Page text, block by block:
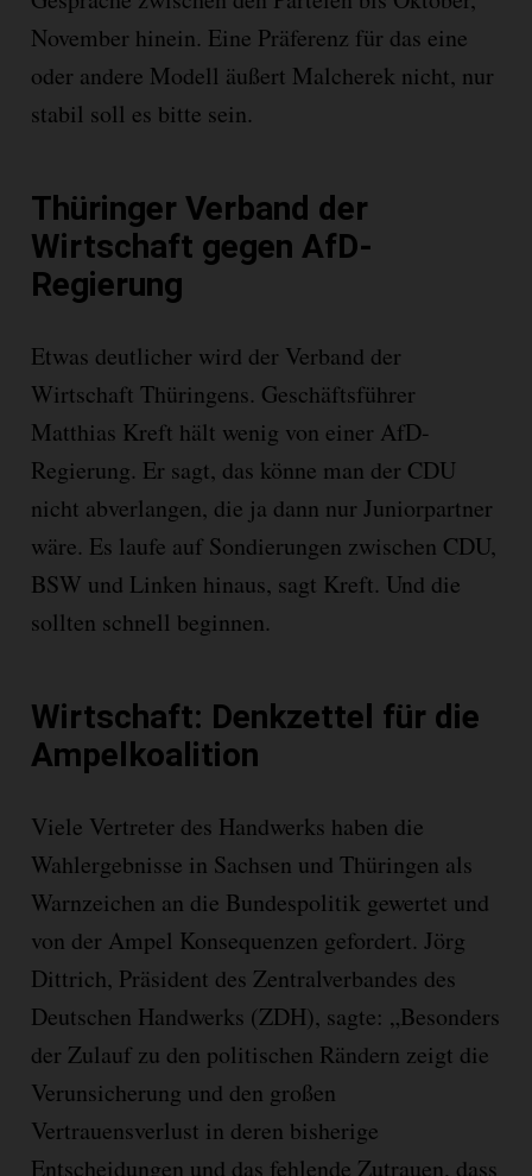
November hinein. Eine Präferenz für das eine
oder andere Modell äußert Malcherek nicht, nur
stabil soll es bitte sein.
Thüringer Verband der
Wirtschaft gegen AfD-
Regierung
Etwas deutlicher wird der Verband der
Wirtschaft Thüringens. Geschäftsführer
Matthias Kreft hält wenig von einer AfD-
Regierung. Er sagt, das könne man der CDU
nicht abverlangen, die ja dann nur Juniorpartner
wäre. Es laufe auf Sondierungen zwischen CDU,
BSW und Linken hinaus, sagt Kreft. Und die
sollten schnell beginnen.
Wirtschaft: Denkzettel für die
Ampelkoalition
Viele Vertreter des Handwerks haben die
Wahlergebnisse in Sachsen und Thüringen als
Warnzeichen an die Bundespolitik gewertet und
von der Ampel Konsequenzen gefordert. Jörg
Dittrich, Präsident des Zentralverbandes des
Deutschen Handwerks (ZDH), sagte: „Besonders
der Zulauf zu den politischen Rändern zeigt die
Verunsicherung und den großen
Vertrauensverlust in deren bisherige
Entscheidungen und das fehlende Zutrauen, dass